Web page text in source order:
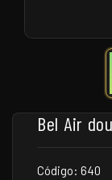
Bel Air
Código: 640